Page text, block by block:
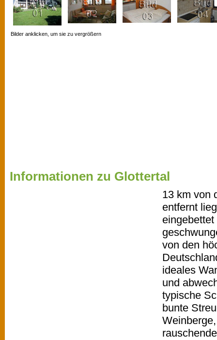
Bilder anklicken, um sie zu vergrößern
Informationen zu Glottertal
13 km von
entfernt
von den
ideales
und
typische
bunte